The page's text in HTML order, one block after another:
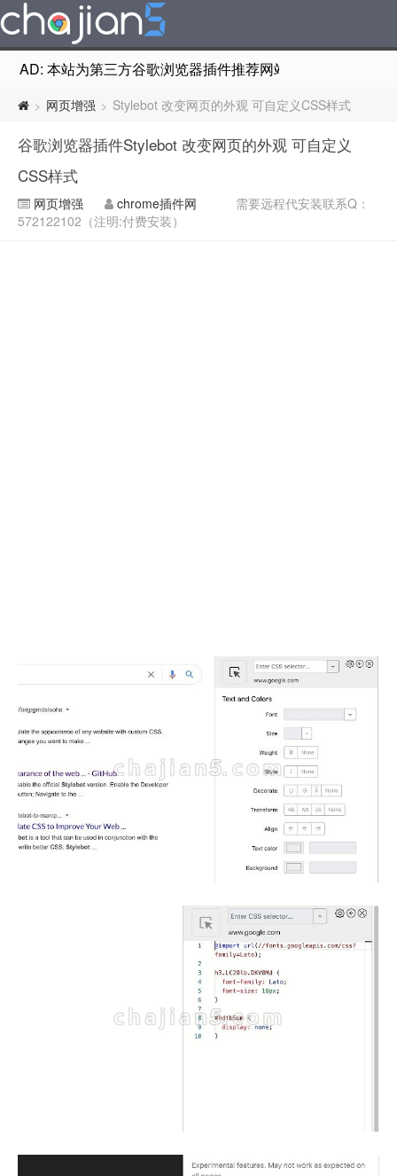
AD: 本站为第三方谷歌浏览器插件推荐网站，非Google
> 网页增强 > Stylebot 改变网页的外观 可自定义CSS样式
谷歌浏览器插件Stylebot 改变网页的外观 可自定义
CSS样式
网页增强 chrome插件网
需要远程代安装联系Q：
572122102（注明:付费安装）